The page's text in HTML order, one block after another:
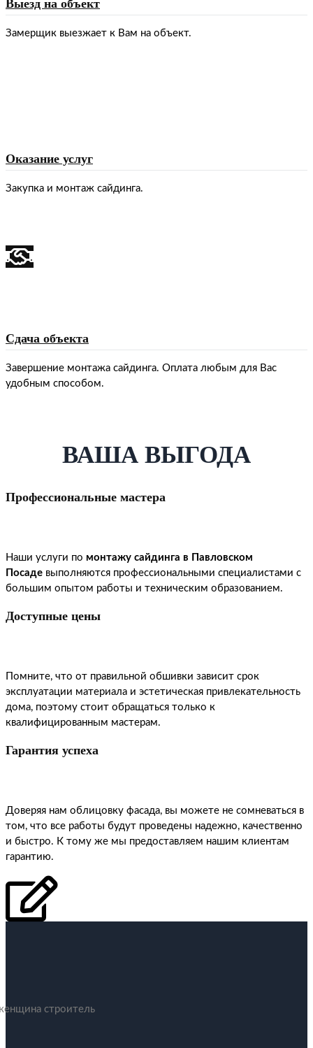
Выезд на объект
Замерщик выезжает к Вам на объект.
Оказание услуг
Закупка и монтаж сайдинга.
Сдача объекта
Завершение монтажа сайдинга. Оплата любым для Вас
удобным способом.
ВАША ВЫГОДА
Профессиональные мастера
Наши услуги по монтажу сайдинга в Павловском
Посаде выполняются профессиональными специалистами с
большим опытом работы и техническим образованием.
Доступные цены
Помните, что от правильной обшивки зависит срок
эксплуатации материала и эстетическая привлекательность
дома, поэтому стоит обращаться только к
квалифицированным мастерам.
Гарантия успеха
Доверяя нам облицовку фасада, вы можете не сомневаться в
том, что все работы будут проведены надежно, качественно
и быстро. К тому же мы предоставляем нашим клиентам
гарантию.